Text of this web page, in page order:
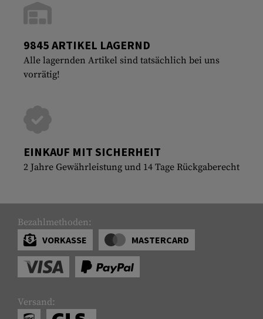
9845 ARTIKEL LAGERND
Alle lagernden Artikel sind tatsächlich bei uns
vorrätig!
EINKAUF MIT SICHERHEIT
2 Jahre Gewährleistung und 14 Tage Rückgaberecht
Bezahlmethoden:
VORKASSE
MASTERCARD
Versand: